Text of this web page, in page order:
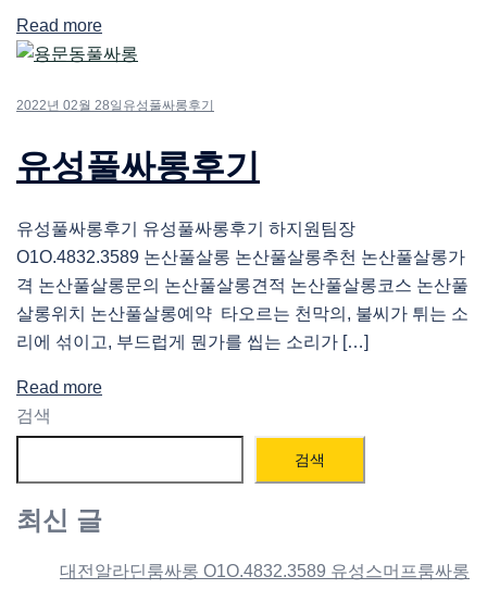
Read more
2022년 02월 28일 유성풀싸롱후기
유성풀싸롱후기
유성풀싸롱후기 유성풀싸롱후기 하지원팀장
O1O.4832.3589 논산풀살롱 논산풀살롱추천 논산풀살롱가
격 논산풀살롱문의 논산풀살롱견적 논산풀살롱코스 논산풀
살롱위치 논산풀살롱예약 타오르는 천막의, 불씨가 튀는 소
리에 섞이고, 부드럽게 뭔가를 씹는 소리가 […]
Read more
검색
검색
최신 글
대전알라딘룸싸롱 O1O.4832.3589 유성스머프룸싸롱